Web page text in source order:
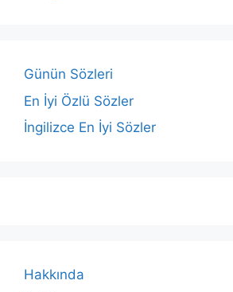
Günün Sözleri
En İyi Özlü Sözler
İngilizce En İyi Sözler
Hakkında